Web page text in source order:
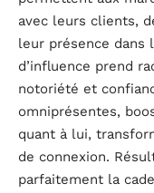
avec leurs clients,
leur présence dans
d’influence prend
notoriété et
omniprésentes,
quant à lui,
de connexion.
parfaitement la